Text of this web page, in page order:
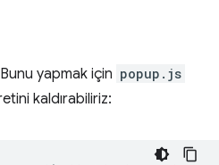
Bunu yapmak için popup.js
kaldırabiliriz: